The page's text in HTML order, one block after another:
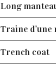
Long
Traine d’une
Trench coat